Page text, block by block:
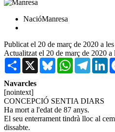
NacióManresa
Publicat el 20 de març de 2020 a
Actualitzat el 20 de març de 2020 a
Share X BlueskyWhatsApp
Navarcles
[nointext]
CONCEPCIÓ SENTIA DIARS
Ha mort a l'edat de 87 anys.
El seu enterrament tindrà lloc al
dissabte.